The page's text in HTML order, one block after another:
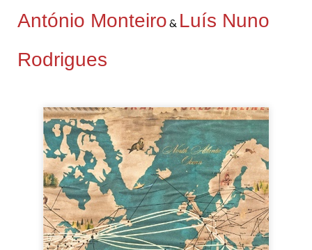
António Monteiro & Luís Nuno
Rodrigues